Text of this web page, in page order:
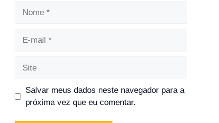
Salvar meus dados neste navegador para a
próxima vez que eu comentar.